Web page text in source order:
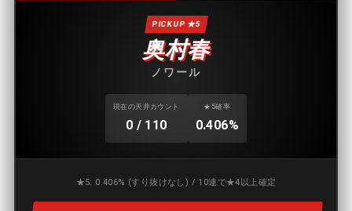
PICK UP ★5
奥村春
ノワール
現在の天井カウント
0 / 110
★5確率
0.406%
★5: 0.406% (すり抜けなし) / 10連で★4以上確定